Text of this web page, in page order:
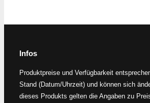
Infos
Produktpreise und Verfügbarkeit
Stand (Datum/Uhrzeit) und können sich
dieses Produkts gelten die Angaben zu